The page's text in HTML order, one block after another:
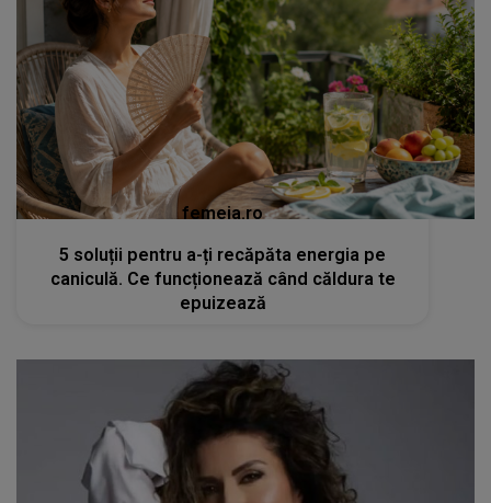
femeia.ro
5 soluții pentru a-ți recăpăta energia pe
caniculă. Ce funcționează când căldura te
epuizează